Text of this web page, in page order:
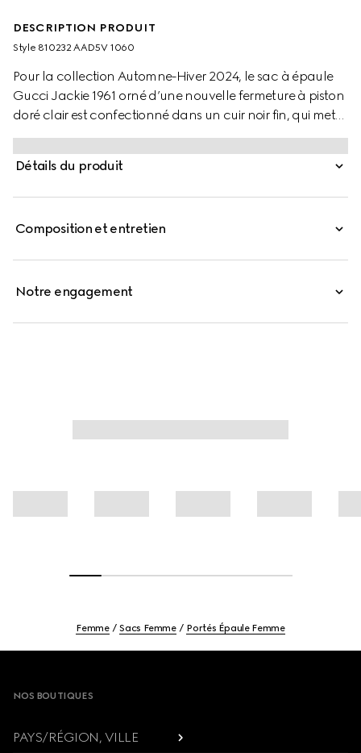
DESCRIPTION PRODUIT
Style ‎810232 AAD5V 1060
Pour la collection Automne-Hiver 2024, le sac à épaule
Gucci Jackie 1961 orné d’une nouvelle fermeture à piston
doré clair est confectionné dans un cuir noir fin, qui met
en valeur le savoir-faire, sa forme en croissant et son
élégante silhouette. Ce modèle moyen format est doté
d’une bandoulière en cuir et d’une bandoulière
Détails du produit
Composition et entretien
Notre engagement
Femme Sacs Femme Portés Épaule Femme
NOS BOUTIQUES
PAYS/RÉGION, VILLE